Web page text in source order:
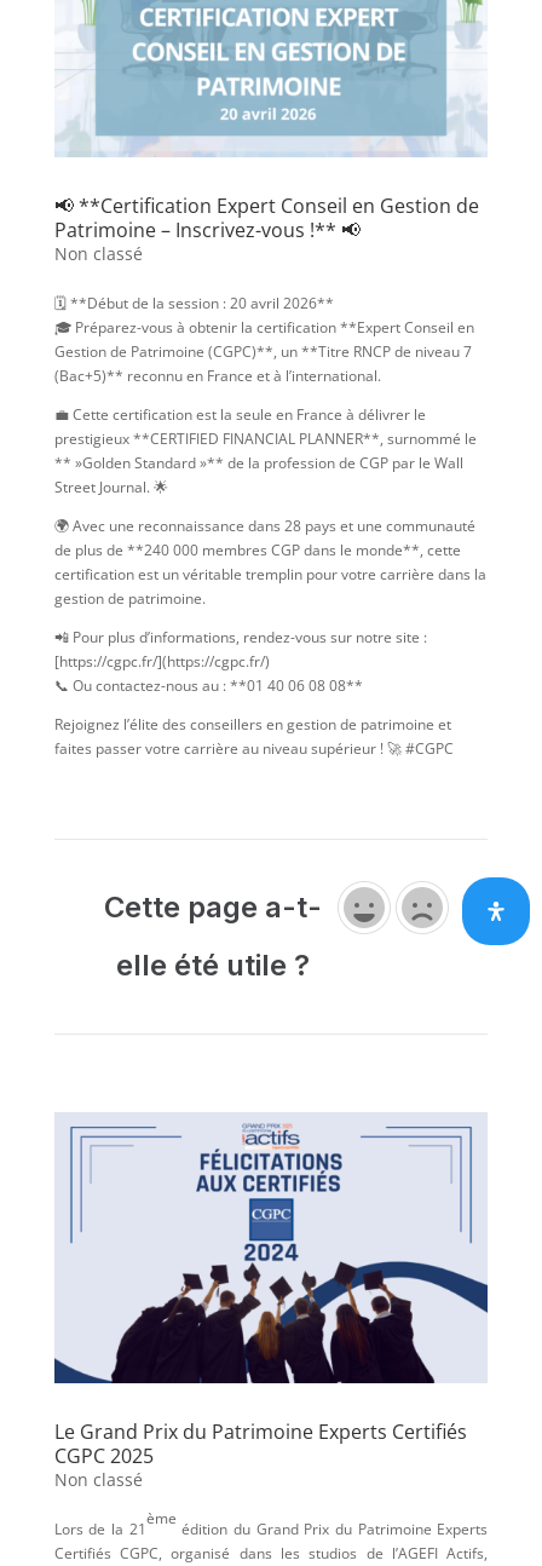
📢 **Certification Expert Conseil en Gestion de
Patrimoine – Inscrivez-vous !** 📢
Non classé
🗓️ **Début de la session : 20 avril 2026**
🎓 Préparez-vous à obtenir la certification **Expert Conseil en
Gestion de Patrimoine (CGPC)**, un **Titre RNCP de niveau 7
(Bac+5)** reconnu en France et à l’international.
💼 Cette certification est la seule en France à délivrer le
prestigieux **CERTIFIED FINANCIAL PLANNER**, surnommé le
** »Golden Standard »** de la profession de CGP par le Wall
Street Journal. 🌟
🌍 Avec une reconnaissance dans 28 pays et une communauté
de plus de **240 000 membres CGP dans le monde**, cette
certification est un véritable tremplin pour votre carrière dans la
gestion de patrimoine.
📲 Pour plus d’informations, rendez-vous sur notre site :
[https://cgpc.fr/](https://cgpc.fr/)
📞 Ou contactez-nous au : **01 40 06 08 08**
Rejoignez l’élite des conseillers en gestion de patrimoine et
faites passer votre carrière au niveau supérieur ! 🚀 #CGPC
Cette page a-t-
elle été utile ?
Le Grand Prix du Patrimoine Experts Certifiés
CGPC 2025
Non classé
Lors de la 21
ème
édition du Grand Prix du Patrimoine Experts
Certifiés CGPC, organisé dans les studios de l’AGEFI Actifs,